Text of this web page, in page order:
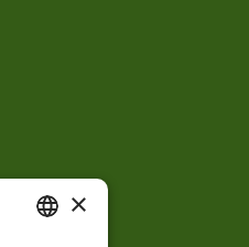
×